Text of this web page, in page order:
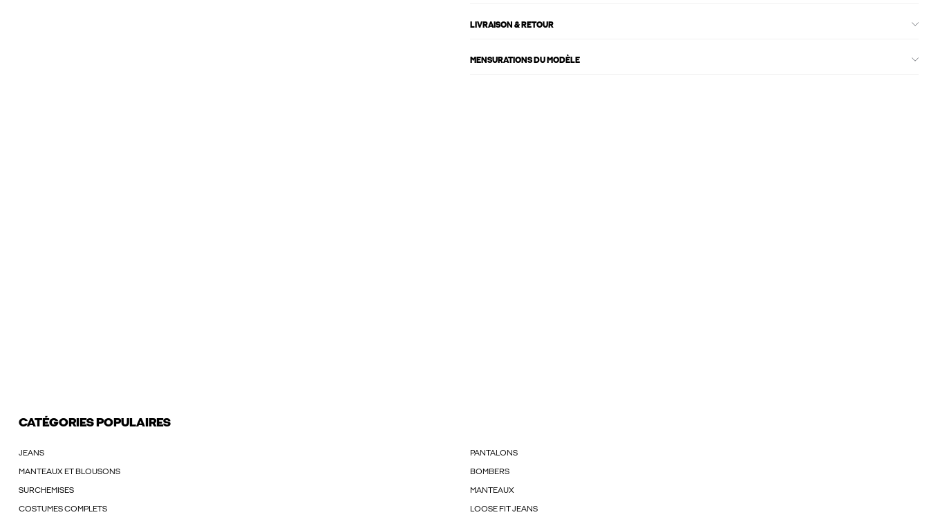
LIVRAISON & RETOUR
MENSURATIONS DU MODÈLE
CATÉGORIES POPULAIRES
JEANS PANTALONS
MANTEAUX ET BLOUSONS BOMBERS
SURCHEMISES MANTEAUX
COSTUMES COMPLETS LOOSE FIT JEANS